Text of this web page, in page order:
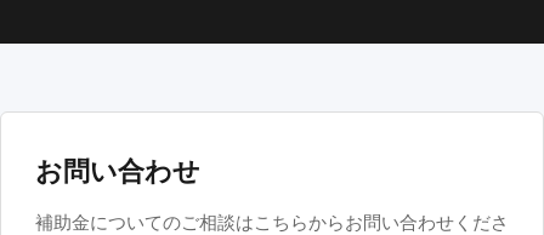
お問い合わせ
補助金についてのご相談はこちらからお問い合わせくださ